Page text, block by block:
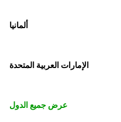
ألمانيا
الإمارات العربية المتحدة
عرض جميع الدول